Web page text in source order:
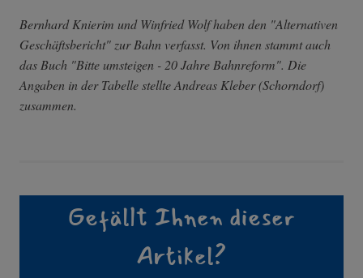
Bernhard Knierim und Winfried Wolf haben den "Alternativen
Geschäftsbericht" zur Bahn verfasst. Von ihnen stammt auch
das Buch "Bitte umsteigen - 20 Jahre Bahnreform". Die
Angaben in der Tabelle stellte Andreas Kleber (Schorndorf)
zusammen.
Gefällt Ihnen dieser
Artikel?